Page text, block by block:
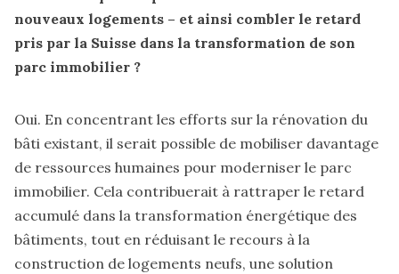
nouveaux logements – et ainsi combler le retard
pris par la Suisse dans la transformation de son
parc immobilier ?
Oui. En concentrant les efforts sur la rénovation du
bâti existant, il serait possible de mobiliser davantage
de ressources humaines pour moderniser le parc
immobilier. Cela contribuerait à rattraper le retard
accumulé dans la transformation énergétique des
bâtiments, tout en réduisant le recours à la
construction de logements neufs, une solution